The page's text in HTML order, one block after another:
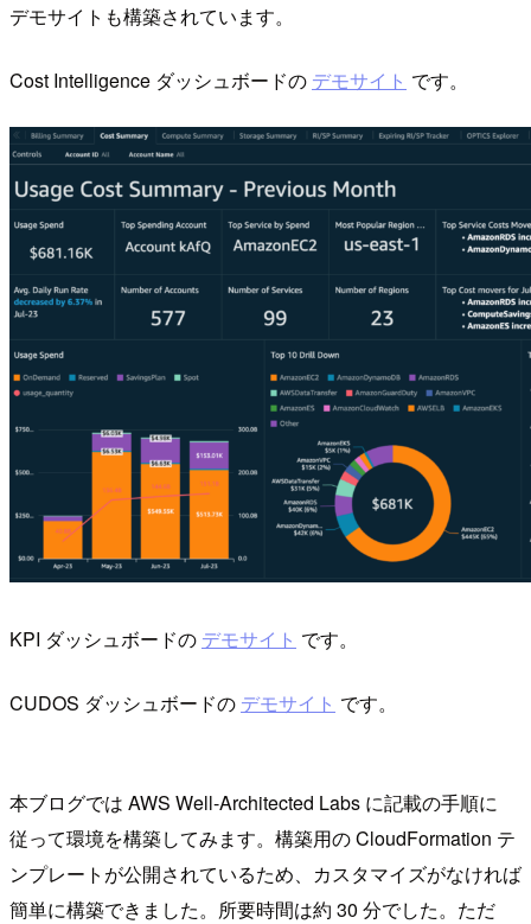
デモサイトも構築されています。
Cost Intelligence ダッシュボードの デモサイト です。
KPI ダッシュボードの デモサイト です。
CUDOS ダッシュボードの デモサイト です。
本ブログでは AWS Well-Architected Labs に記載の手順に
従って環境を構築してみます。構築用の CloudFormation テ
ンプレートが公開されているため、カスタマイズがなければ
簡単に構築できました。所要時間は約 30 分でした。ただ